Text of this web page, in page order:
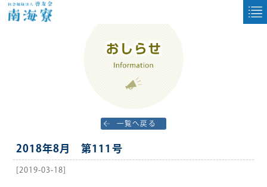
一覧へ戻る
2018年8月 第111号
[2019-03-18]